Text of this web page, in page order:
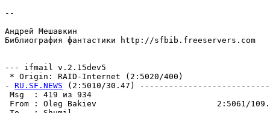
--
Андрей Мешавкин
Библиография фантастики http://sfbib.freeservers.com
--- ifmail v.2.15dev5
* Origin: RAID-Internet (2:5020/400)
- RU.SF.NEWS (2:5010/30.47)
Msg  : 419
From : Oleg Bakiev                         2:5061/